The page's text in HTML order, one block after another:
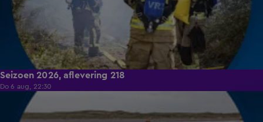
Seizoen 2026, aflevering 218
Do 6 aug, 22:30